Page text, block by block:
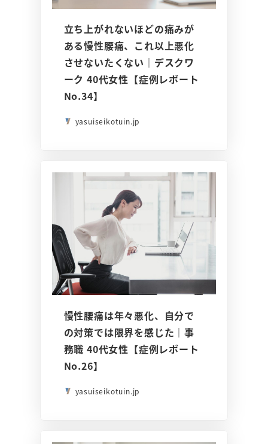
立ち上がれないほどの痛みが
ある慢性腰痛、これ以上悪化
させないたくない｜デスクワ
ーク 40代女性【症例レポート
No.34】
yasuiseikotuin.jp
慢性腰痛は年々悪化、自分で
の対策では限界を感じた｜事
務職 40代女性【症例レポート
No.26】
yasuiseikotuin.jp